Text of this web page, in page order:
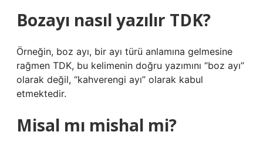
Bozayı nasıl yazılır TDK?
Örneğin, boz ayı, bir ayı türü anlamına gelmesine
rağmen TDK, bu kelimenin doğru yazımını “boz ayı”
olarak değil, “kahverengi ayı” olarak kabul
etmektedir.
Misal mı mishal mi?